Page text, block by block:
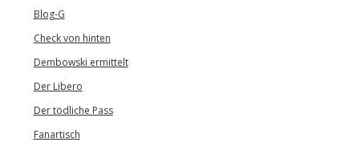
Blog-G
Check von hinten
Dembowski ermittelt
Der Libero
Der tödliche Pass
Fanartisch